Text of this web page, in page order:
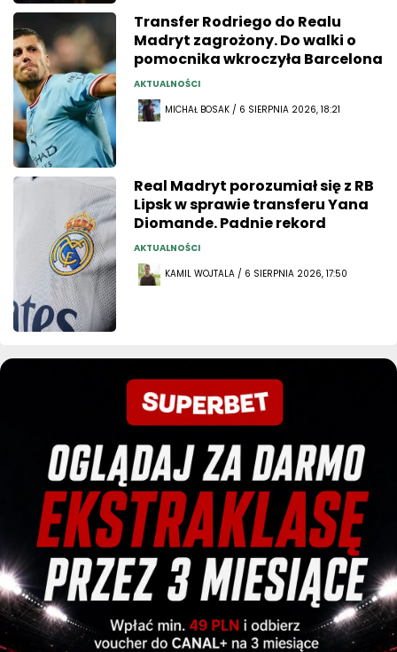
Transfer Rodriego do Realu
Madryt zagrożony. Do walki o
pomocnika wkroczyła Barcelona
AKTUALNOŚCI
MICHAŁ BOSAK / 6 SIERPNIA 2026, 18:21
Real Madryt porozumiał się z RB
Lipsk w sprawie transferu Yana
Diomande. Padnie rekord
AKTUALNOŚCI
KAMIL WOJTALA / 6 SIERPNIA 2026, 17:50